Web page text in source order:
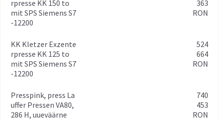
rpresse KK 150 to
mit SPS Siemens S7
-12200
363
RON
KK Kletzer Exzente
rpresse KK 125 to
mit SPS Siemens S7
-12200
524
664
RON
Presspink, press La
uffer Pressen VA80,
286 H, uueväärne
740
453
RON